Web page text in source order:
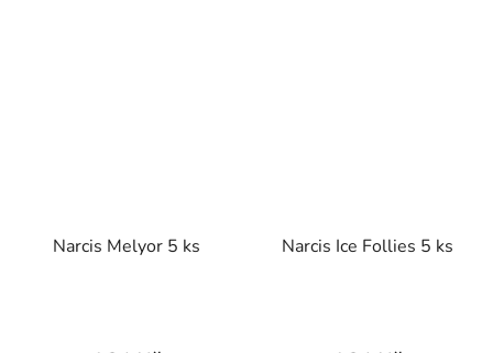
Narcis Melyor 5 ks Narcis Ice Follies 5 ks